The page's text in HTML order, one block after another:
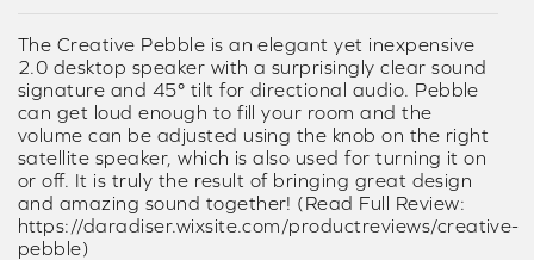
The Creative Pebble is an elegant yet inexpensive
2.0 desktop speaker with a surprisingly clear sound
signature and 45° tilt for directional audio. Pebble
can get loud enough to fill your room and the
volume can be adjusted using the knob on the right
satellite speaker, which is also used for turning it on
or off. It is truly the result of bringing great design
and amazing sound together! (Read Full Review:
https://daradiser.wixsite.com/productreviews/creative-
pebble)